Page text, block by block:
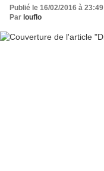
Publié le 16/02/2016 à 23:49
Par louflo